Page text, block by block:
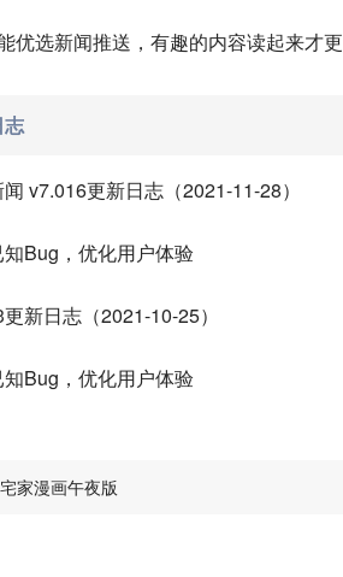
优选新闻推送，有趣的内容读起来才
志
v7.016更新日志（2021-11-28）
Bug，优化用户体验
新日志（2021-10-25）
Bug，优化用户体验
宅家漫画午夜版